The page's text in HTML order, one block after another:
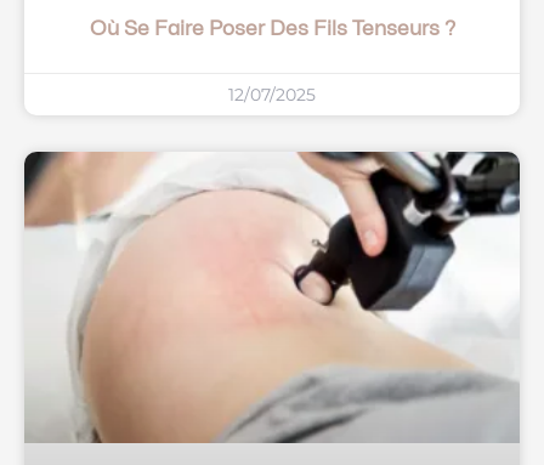
Où Se Faire Poser Des Fils Tenseurs ?
12/07/2025